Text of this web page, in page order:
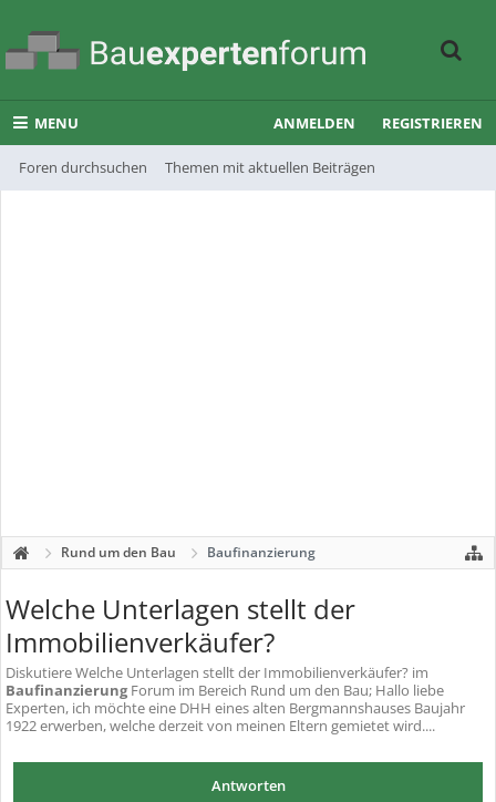
MENU
Foren durchsuchen Themen mit aktuellen Beiträgen
ANMELDEN REGISTRIEREN
Rund um den Bau Baufinanzierung
Welche Unterlagen stellt der
Immobilienverkäufer?
DiskutiereWelche Unterlagen stellt der Immobilienverkäufer? im
Baufinanzierung Forum im Bereich Rund um den Bau; Hallo liebe
Experten, ich möchte eine DHH eines alten Bergmannshauses Baujahr
1922 erwerben, welche derzeit von meinen Eltern gemietet wird....
Antworten